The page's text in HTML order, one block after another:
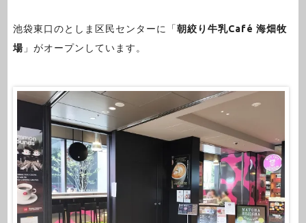
池袋東口のとしま区民センターに「朝絞り牛乳Café 海畑牧
場」がオープンしています。